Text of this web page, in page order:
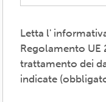
consenso
perseguire i
ARCI e
fondamentali -
convenzioni e
Letta l'
Regolamento UE
trattamento dei
indicate